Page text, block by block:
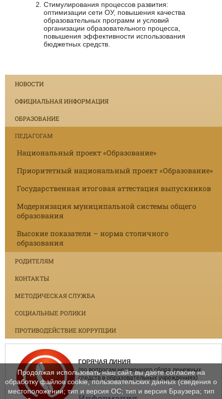
Стимулирования процессов развития:
оптимизации сети ОУ, повышения качества
образовательных программ и условий
организации образовательного процесса,
повышения эффективности использования
бюджетных средств.
НОВОСТИ
ОФИЦИАЛЬНАЯ ИНФОРМАЦИЯ
ОБРАЗОВАНИЕ
ПЕДАГОГАМ
Национальный проект «Образование»
Приоритетный национальный проект «Образование»
Государственная итоговая аттестация выпускников
Модернизация муниципальной системы общего
образования
Высокие показатели – норма столичного
образования
РОДИТЕЛЯМ
КОНТАКТЫ
МЕТОДИЧЕСКАЯ СЛУЖБА
СОЦИАЛЬНЫЕ РОЛИКИ
ПРОТИВОДЕЙСТВИЕ КОРРУПЦИИ
ГОРЯЧАЯ ЛИНИЯ
(по вопросам незаконного сбора денежных
средств в образовательных учреждениях)
Продолжая использовать наш сайт, вы даете согласие на
обработку файлов cookie, пользовательских данных (сведения о
местоположении; тип и версия ОС; тип и версия Браузера; тип